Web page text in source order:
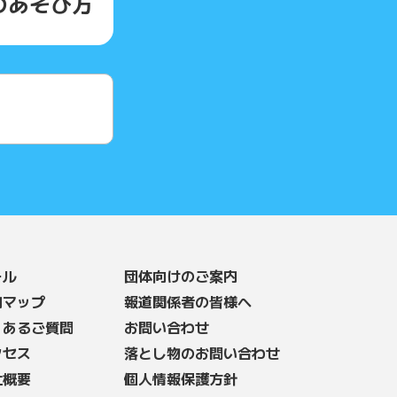
ップ
るご質問
ス
要
団体向けのご案内
報道関係者の皆様へ
お問い合わせ
落とし物のお問い合わせ
個人情報保護方針